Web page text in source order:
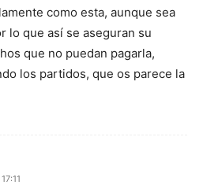
como esta, aunque sea
lo que así se aseguran su
que no puedan pagarla,
los partidos, que os parece la